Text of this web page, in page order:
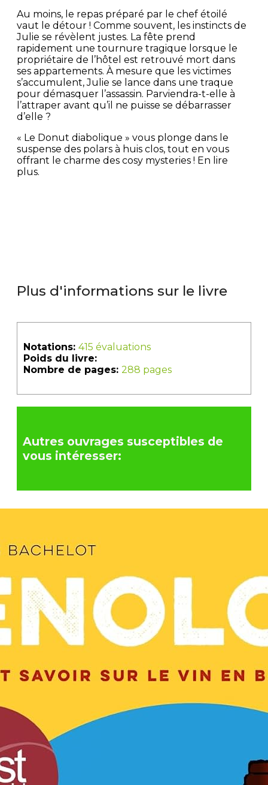
Au moins, le repas préparé par le chef étoilé
vaut le détour ! Comme souvent, les instincts de
Julie se révèlent justes. La fête prend
rapidement une tournure tragique lorsque le
propriétaire de l’hôtel est retrouvé mort dans
ses appartements. À mesure que les victimes
s’accumulent, Julie se lance dans une traque
pour démasquer l’assassin. Parviendra-t-elle à
l’attraper avant qu’il ne puisse se débarrasser
d’elle ?
« Le Donut diabolique » vous plonge dans le
suspense des polars à huis clos, tout en vous
offrant le charme des cosy mysteries ! En lire
plus.
Plus d'informations sur le livre
Notations: 415 évaluations
Poids du livre:
Nombre de pages: 288 pages
Autres ouvrages susceptibles de
vous intéresser: